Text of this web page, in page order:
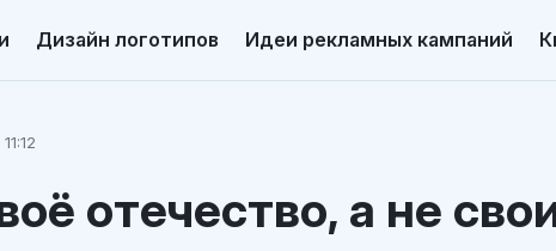
Дизайн логотипов Идеи рекламных кампаний
отечество, а не